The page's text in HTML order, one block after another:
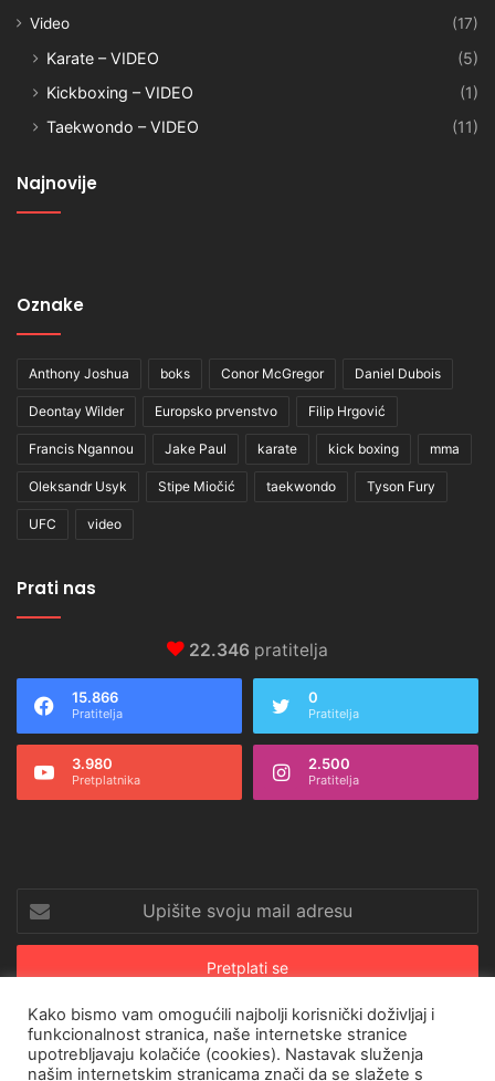
Video
(17)
Karate – VIDEO
(5)
Kickboxing – VIDEO
(1)
Taekwondo – VIDEO
(11)
Najnovije
Oznake
Anthony Joshua boks Conor McGregor Daniel Dubois
Deontay Wilder Europsko prvenstvo Filip Hrgović
Francis Ngannou Jake Paul karate kick boxing mma
Oleksandr Usyk Stipe Miočić taekwondo Tyson Fury
UFC video
Prati nas
22.346 pratitelja
15.866
Pratitelja
0
Pratitelja
3.980
Pretplatnika
2.500
Pratitelja
svoju
mail
© Copyright 2026, All Rights Reserved |CroRing Magazin
Kako bismo vam omogućili najbolji korisnički doživljaj i
funkcionalnost stranica, naše internetske stranice
upotrebljavaju kolačiće (cookies). Nastavak služenja
našim internetskim stranicama znači da se slažete s